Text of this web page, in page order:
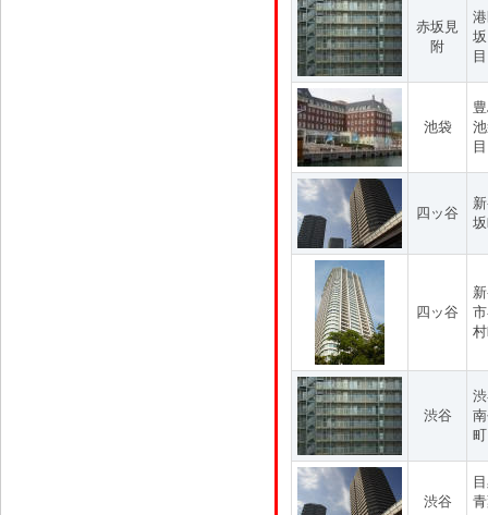
赤坂見
附
目
池袋
四ッ谷
四ッ谷
渋谷
渋谷